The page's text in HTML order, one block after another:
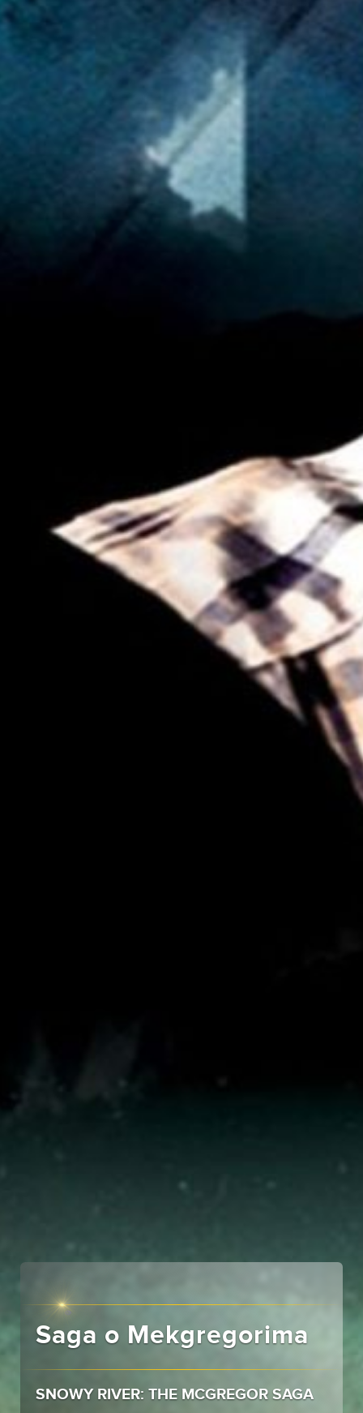
Saga o Mekgregorima
SNOWY RIVER: THE MCGREGOR SAGA